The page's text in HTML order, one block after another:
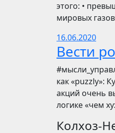
этого: •
мировых
16.06.2020
Вести
как «puzzly»:
акций очень
логике «чем
Колхоз-